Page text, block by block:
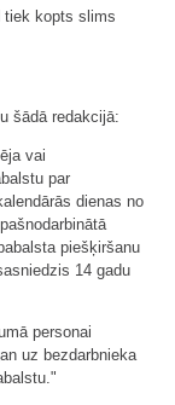
tiek kopts slims
šādā redakcijā:
vai
par
dienas no
piešķiršanu
14 gadu
personai
uz bezdarbnieka